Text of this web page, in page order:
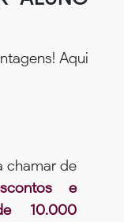
Aqui
chamar de
e
10.000